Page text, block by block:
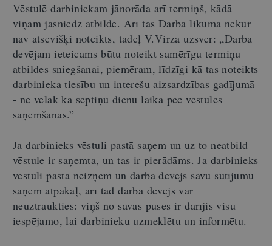
Vēstulē darbiniekam jānorāda arī termiņš, kādā
viņam jāsniedz atbilde. Arī tas Darba likumā nekur
nav atsevišķi noteikts, tādēļ V.Virza uzsver: „Darba
devējam ieteicams būtu noteikt samērīgu termiņu
atbildes sniegšanai, piemēram, līdzīgi kā tas noteikts
darbinieka tiesību un interešu aizsardzības gadījumā
- ne vēlāk kā septiņu dienu laikā pēc vēstules
saņemšanas.”
Ja darbinieks vēstuli pastā saņem un uz to neatbild –
vēstule ir saņemta, un tas ir pierādāms. Ja darbinieks
vēstuli pastā neizņem un darba devējs savu sūtījumu
saņem atpakaļ, arī tad darba devējs var
neuztraukties: viņš no savas puses ir darījis visu
iespējamo, lai darbinieku uzmeklētu un informētu.